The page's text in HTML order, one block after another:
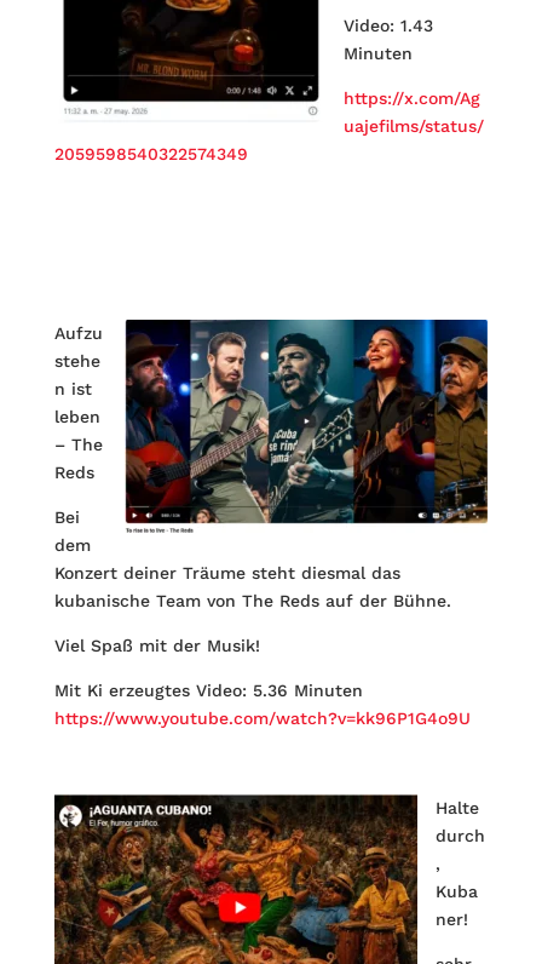
Video: 1.43
Minuten
https://x.com/Ag
uajefilms/status/
2059598540322574349
Aufzu
stehe
n ist
leben
– The
Reds
Bei
dem
Konzert deiner Träume steht diesmal das
kubanische Team von The Reds auf der Bühne.
Viel Spaß mit der Musik!
Mit Ki erzeugtes Video: 5.36 Minuten
https://www.youtube.com/watch?v=kk96P1G4o9U
Halte
durch
,
Kuba
ner!